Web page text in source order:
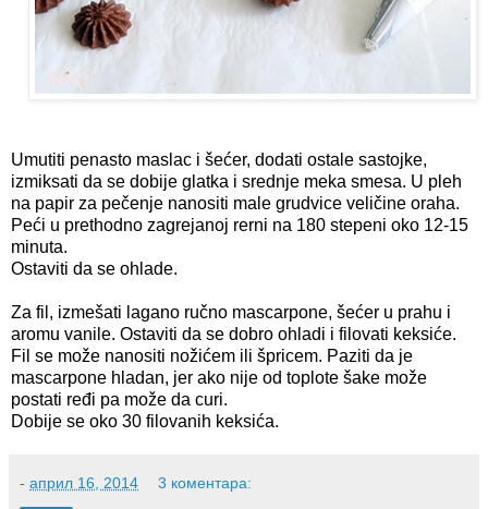
Umutiti penasto maslac i šećer, dodati ostale sastojke,
izmiksati da se dobije glatka i srednje meka smesa. U pleh
na papir za pečenje nanositi male grudvice veličine oraha.
Peći u prethodno zagrejanoj rerni na 180 stepeni oko 12-15
minuta.
Ostaviti da se ohlade.
Za fil, izmešati lagano ručno mascarpone, šećer u prahu i
aromu vanile. Ostaviti da se dobro ohladi i filovati keksiće.
Fil se može nanositi nožićem ili špricem. Paziti da je
mascarpone hladan, jer ako nije od toplote šake može
postati ređi pa može da curi.
Dobije se oko 30 filovanih keksića.
- април 16, 2014 3 коментара: